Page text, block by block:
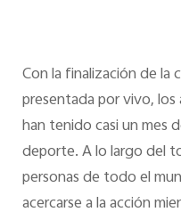
Con la finalización de la
presentada por vivo,
han tenido casi un mes
deporte. A lo largo del
personas de todo el
acercarse a la acción